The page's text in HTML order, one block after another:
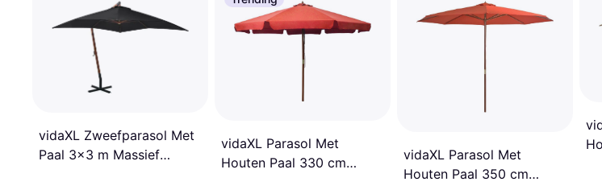
vidaXL Zweefparasol Met
Paal 3x3 m Massief
vidaXL Parasol Met
Houten Paal 330 cm
vidaXL Parasol Met
Houten Paal 350 cm